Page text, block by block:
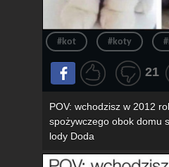
#kot #koty
21
POV: wchodzisz w 2012
spożywczego obok domu
lody Doda